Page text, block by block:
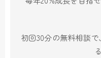
初回30分の無料相談